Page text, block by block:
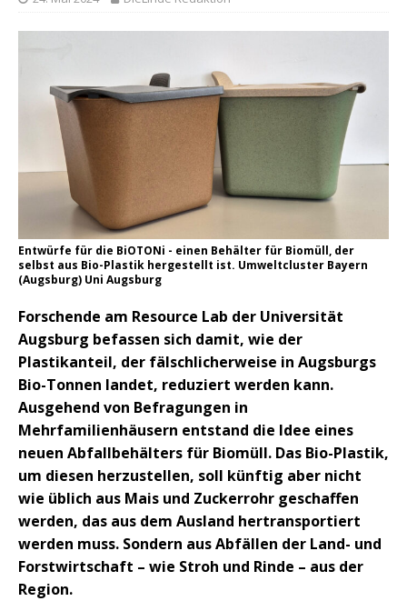
Entwürfe für die BiOTONi - einen Behälter für Biomüll, der
selbst aus Bio-Plastik hergestellt ist. Umweltcluster Bayern
(Augsburg) Uni Augsburg
Forschende am Resource Lab der Universität
Augsburg befassen sich damit, wie der
Plastikanteil, der fälschlicherweise in Augsburgs
Bio-Tonnen landet, reduziert werden kann.
Ausgehend von Befragungen in
Mehrfamilienhäusern entstand die Idee eines
neuen Abfallbehälters für Biomüll. Das Bio-Plastik,
um diesen herzustellen, soll künftig aber nicht
wie üblich aus Mais und Zuckerrohr geschaffen
werden, das aus dem Ausland hertransportiert
werden muss. Sondern aus Abfällen der Land- und
Forstwirtschaft – wie Stroh und Rinde – aus der
Region.